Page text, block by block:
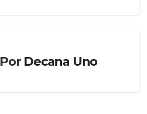
Por Decana Uno